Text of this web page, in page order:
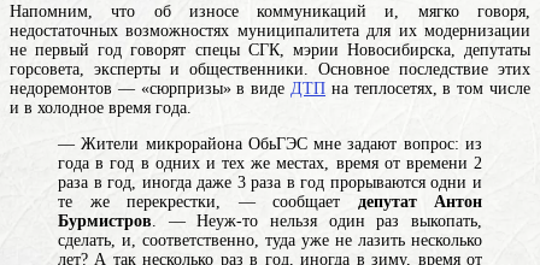
Напомним, что об износе коммуникаций и, мягко говоря,
недостаточных возможностях муниципалитета для их модернизации
не первый год говорят спецы СГК, мэрии Новосибирска, депутаты
горсовета, эксперты и общественники. Основное последствие этих
недоремонтов — «сюрпризы» в виде ДТП на теплосетях, в том числе
и в холодное время года.
— Жители микрорайона ОбьГЭС мне задают вопрос: из
года в год в одних и тех же местах, время от времени 2
раза в год, иногда даже 3 раза в год прорываются одни и
те же перекрестки, — сообщает депутат Антон
Бурмистров . — Неуж-то нельзя один раз выкопать,
сделать, и, соответственно, туда уже не лазить несколько
лет? А так несколько раз в год, иногда в зиму, время от